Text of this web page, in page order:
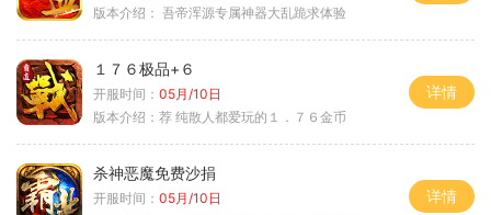
版本介绍： 吾帝浑源专属神器大乱跪求体验
１７６极品+６
开服时间： 05月/10日
版本介绍： 荐 纯散人都爱玩的１．７６金币
详情
杀神恶魔免费沙捐
开服时间： 05月/10日
详情